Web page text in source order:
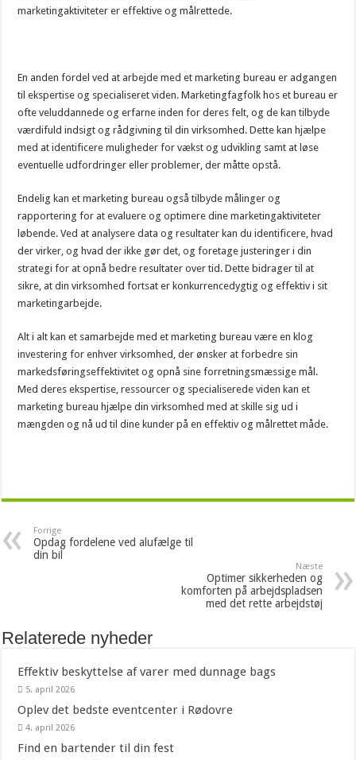
marketingaktiviteter er effektive og målrettede.
En anden fordel ved at arbejde med et marketing bureau er adgangen
til ekspertise og specialiseret viden. Marketingfagfolk hos et bureau er
ofte veluddannede og erfarne inden for deres felt, og de kan tilbyde
værdifuld indsigt og rådgivning til din virksomhed. Dette kan hjælpe
med at identificere muligheder for vækst og udvikling samt at løse
eventuelle udfordringer eller problemer, der måtte opstå.
Endelig kan et marketing bureau også tilbyde målinger og
rapportering for at evaluere og optimere dine marketingaktiviteter
løbende. Ved at analysere data og resultater kan du identificere, hvad
der virker, og hvad der ikke gør det, og foretage justeringer i din
strategi for at opnå bedre resultater over tid. Dette bidrager til at
sikre, at din virksomhed fortsat er konkurrencedygtig og effektiv i sit
marketingarbejde.
Alt i alt kan et samarbejde med et marketing bureau være en klog
investering for enhver virksomhed, der ønsker at forbedre sin
markedsføringseffektivitet og opnå sine forretningsmæssige mål.
Med deres ekspertise, ressourcer og specialiserede viden kan et
marketing bureau hjælpe din virksomhed med at skille sig ud i
mængden og nå ud til dine kunder på en effektiv og målrettet måde.
Forrige
Opdag fordelene ved alufælge til
din bil
Næste
Optimer sikkerheden og
komforten på arbejdspladsen
med det rette arbejdstøj
Relaterede nyheder
Effektiv beskyttelse af varer med dunnage bags
5. april 2026
Oplev det bedste eventcenter i Rødovre
4. april 2026
Find en bartender til din fest